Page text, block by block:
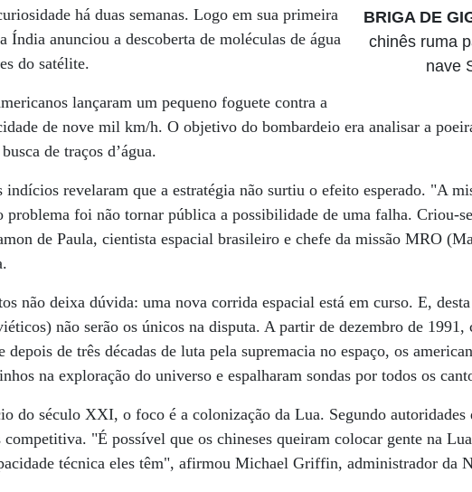
BRIGA DE
chinês ruma
nave
há duas semanas. Logo em sua primeira
Índia anunciou a descoberta de moléculas de água
do satélite.
lançaram um pequeno foguete contra a
de nove mil km/h. O objetivo do bombardeio era analisar a
de traços d’água.
indícios revelaram que a estratégia não surtiu o efeito esperado. "A
problema foi não tornar pública a possibilidade de uma falha. Criou-
de Paula, cientista espacial brasileiro e chefe da missão MRO
não deixa dúvida: uma nova corrida espacial está em curso. E,
não serão os únicos na disputa. A partir de dezembro de 1991,
depois de três décadas de luta pela supremacia no espaço, os
na exploração do universo e espalharam sondas por todos os
do século XXI, o foco é a colonização da Lua. Segundo autoridades
competitiva. "É possível que os chineses queiram colocar gente na
técnica eles têm", afirmou Michael Griffin, administrador da